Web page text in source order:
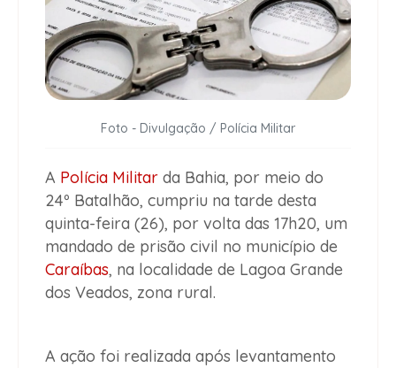
Foto - Divulgação / Polícia Militar
A Polícia Militar da Bahia, por meio do
24º Batalhão, cumpriu na tarde desta
quinta-feira (26), por volta das 17h20, um
mandado de prisão civil no município de
Caraíbas, na localidade de Lagoa Grande
dos Veados, zona rural.
A ação foi realizada após levantamento